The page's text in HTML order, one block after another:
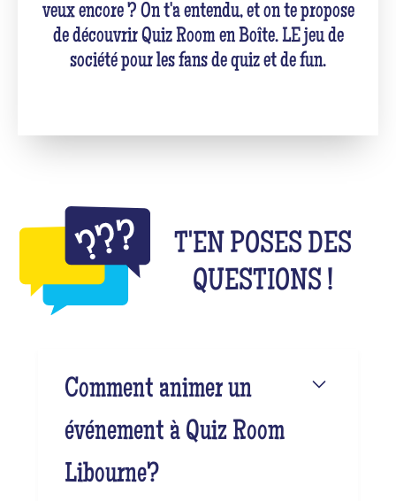
veux encore ? On t'a entendu, et on te propose
de découvrir Quiz Room en Boîte. LE jeu de
société pour les fans de quiz et de fun.
T'EN POSES DES
QUESTIONS !
Comment animer un
événement à Quiz Room
Libourne?